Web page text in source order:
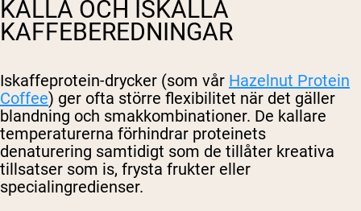
KALLA OCH ISKALLA
KAFFEBEREDNINGAR
Iskaffeprotein-drycker (som vår Hazelnut Protein
Coffee) ger ofta större flexibilitet när det gäller
blandning och smakkombinationer. De kallare
temperaturerna förhindrar proteinets
denaturering samtidigt som de tillåter kreativa
tillsatser som is, frysta frukter eller
specialingredienser.